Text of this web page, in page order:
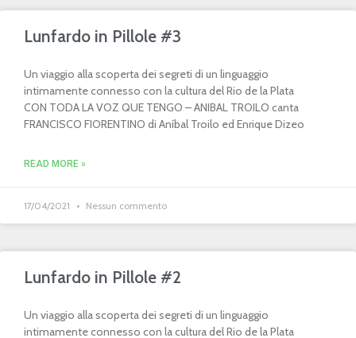
Lunfardo in Pillole #3
Un viaggio alla scoperta dei segreti di un linguaggio
intimamente connesso con la cultura del Rio de la Plata
CON TODA LA VOZ QUE TENGO – ANIBAL TROILO canta
FRANCISCO FIORENTINO di Aníbal Troilo ed Enrique Dizeo
READ MORE »
17/04/2021 Nessun commento
Lunfardo in Pillole #2
Un viaggio alla scoperta dei segreti di un linguaggio
intimamente connesso con la cultura del Rio de la Plata